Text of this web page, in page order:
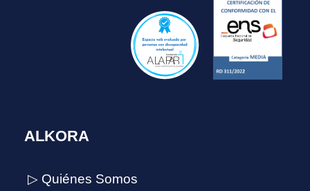
ALKORA
▷ Quiénes Somos